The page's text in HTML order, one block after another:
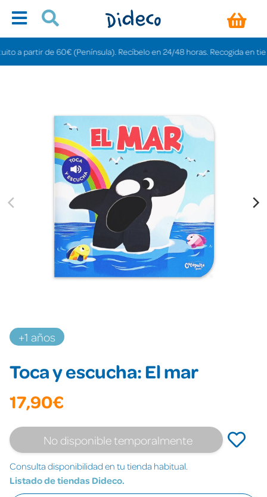
partir de 60€ (Península). Recíbelo en 24/48 horas. Recogida en
+1 años
Toca y escucha: El mar
17,90€
No disponible temporalmente
Consulta disponibilidad en tu tienda habitual.
Listado de tiendas Dideco.